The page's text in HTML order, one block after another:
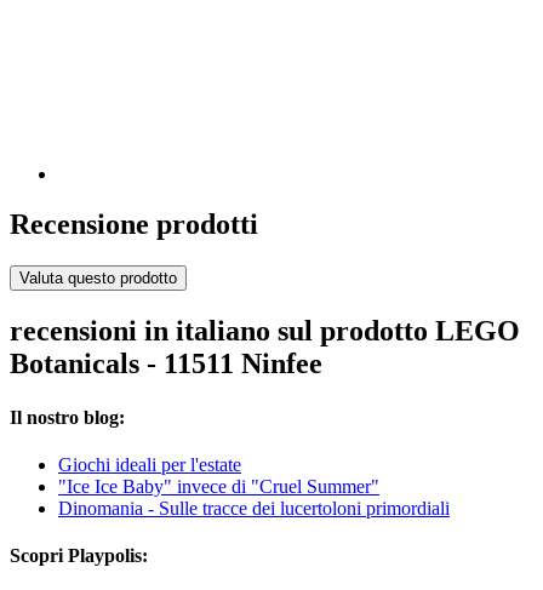
Recensione prodotti
Valuta questo prodotto
recensioni in italiano sul prodotto LEGO
Botanicals - 11511 Ninfee
Il nostro blog:
Giochi ideali per l'estate
"Ice Ice Baby" invece di "Cruel Summer"
Dinomania - Sulle tracce dei lucertoloni primordiali
Scopri Playpolis: